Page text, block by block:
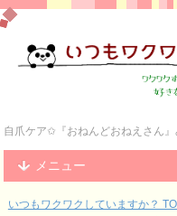
自爪ケア✩『おねんどおねえさん』
メニュー
いつもワクワクしていますか？